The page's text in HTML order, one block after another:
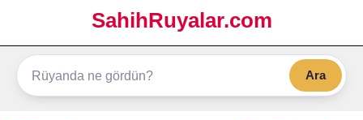
SahihRuyalar.com
Ara